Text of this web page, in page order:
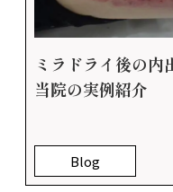
Blog
ミラドライ後の内
当院の実例紹介